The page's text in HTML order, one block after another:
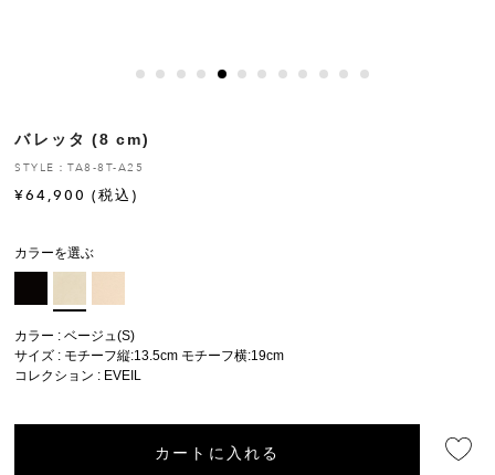
お修理について
バレッタ (8 cm)
STYLE：TA8-8T-A25
¥64,900 (税込)
カラーを選ぶ
カラー : ベージュ(S)
サイズ : モチーフ縦:13.5cm モチーフ横:19cm
コレクション : EVEIL
カートに入れる